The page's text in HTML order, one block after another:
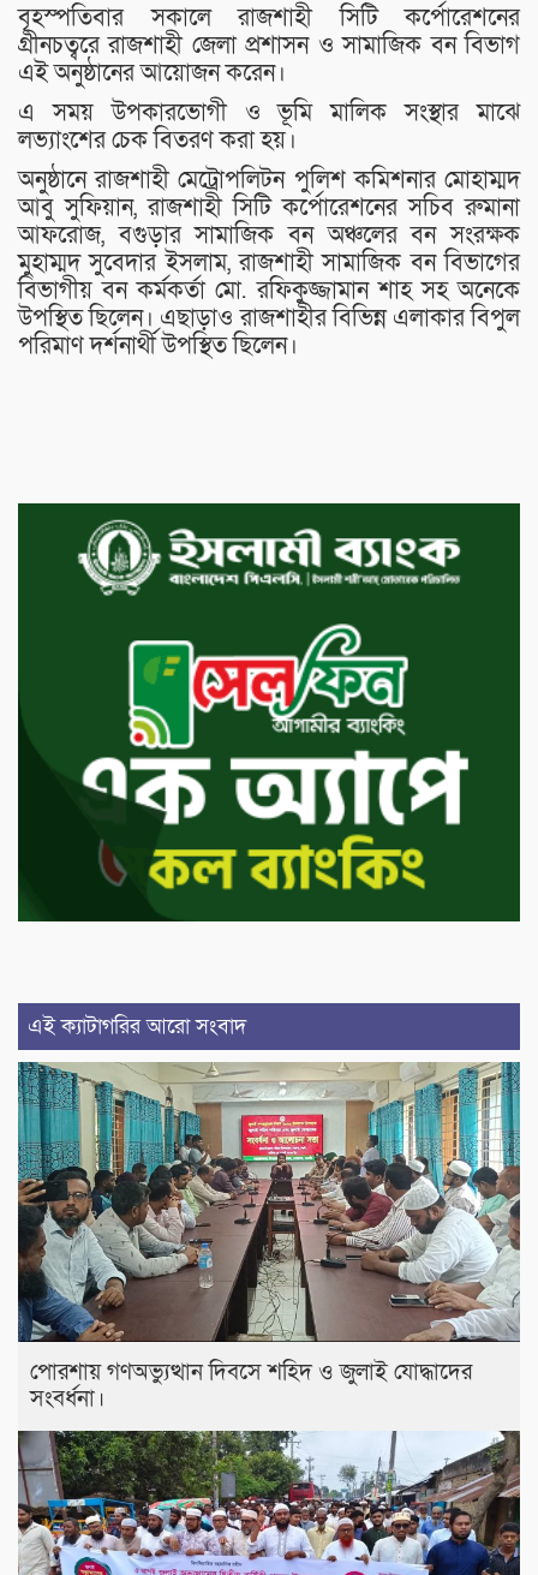
বৃহস্পতিবার সকালে রাজশাহী সিটি কর্পোরেশনের
গ্রীনচত্বরে রাজশাহী জেলা প্রশাসন ও সামাজিক বন বিভাগ
এই অনুষ্ঠানের আয়োজন করেন।
এ সময় উপকারভোগী ও ভূমি মালিক সংস্থার মাঝে
লভ্যাংশের চেক বিতরণ করা হয়।
অনুষ্ঠানে রাজশাহী মেট্রোপলিটন পুলিশ কমিশনার মোহাম্মদ
আবু সুফিয়ান, রাজশাহী সিটি কর্পোরেশনের সচিব রুমানা
আফরোজ, বগুড়ার সামাজিক বন অঞ্চলের বন সংরক্ষক
মুহাম্মদ সুবেদার ইসলাম, রাজশাহী সামাজিক বন বিভাগের
বিভাগীয় বন কর্মকর্তা মো. রফিকুজ্জামান শাহ সহ অনেকে
উপস্থিত ছিলেন। এছাড়াও রাজশাহীর বিভিন্ন এলাকার বিপুল
পরিমাণ দর্শনার্থী উপস্থিত ছিলেন।
এই ক্যাটাগরির আরো সংবাদ
পোরশায় গণঅভ্যুত্থান দিবসে শহিদ ও জুলাই যোদ্ধাদের
সংবর্ধনা।